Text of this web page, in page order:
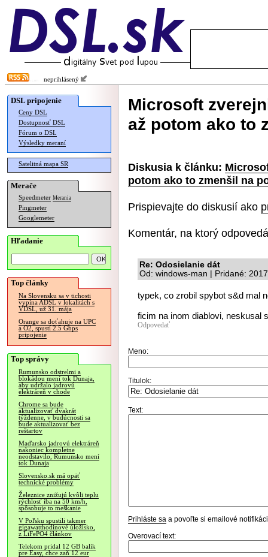
neprihlásený
DSL pripojenie
Ceny DSL
Dostupnosť DSL
Fórum o DSL
Výsledky meraní
Satelitná mapa SR
Merače
Speedmeter Merania
Pingmeter
Googlemeter
Hľadanie
Top články
Na Slovensku sa v tichosti
vypína ADSL v lokalitách s
VDSL, už 31. mája
Orange sa doťahuje na UPC
a O2, spustí 2.5 Gbps
pripojenie
Top správy
Rumunsko odstrelmi a
blokádou mení tok Dunaja,
aby udržalo jadrovú
elektráreň v chode
Chrome sa bude
aktualizovať dvakrát
týždenne, v budúcnosti sa
bude aktualizovať bez
reštartov
Maďarsko jadrovú elektráreň
nakoniec kompletne
neodstavilo, Rumunsko mení
tok Dunaja
Slovensko.sk má opäť
technické problémy
Železnice znižujú kvôli teplu
rýchlosť iba na 50 km/h,
spôsobuje to meškanie
V Poľsku spustili takmer
gigawatthodinové úložisko,
z LiFePO4 článkov
Telekom pridal 12 GB balík
pre Easy, chce zaň 12 eur
Microsoft
až potom ako to
Diskusia k článku:
potom ako to zmenšil na
Prispievajte do diskusií ako
Komentár, na ktorý
Re: Odosielanie dát
Od: windows-man | Pridané:
typek, co zrobil spybot s&d mal
ficim na inom diablovi, neskusal
Odpovedať
Meno:
Titulok:
Text:
Prihláste sa a povoľte si emailové
Overovací text: